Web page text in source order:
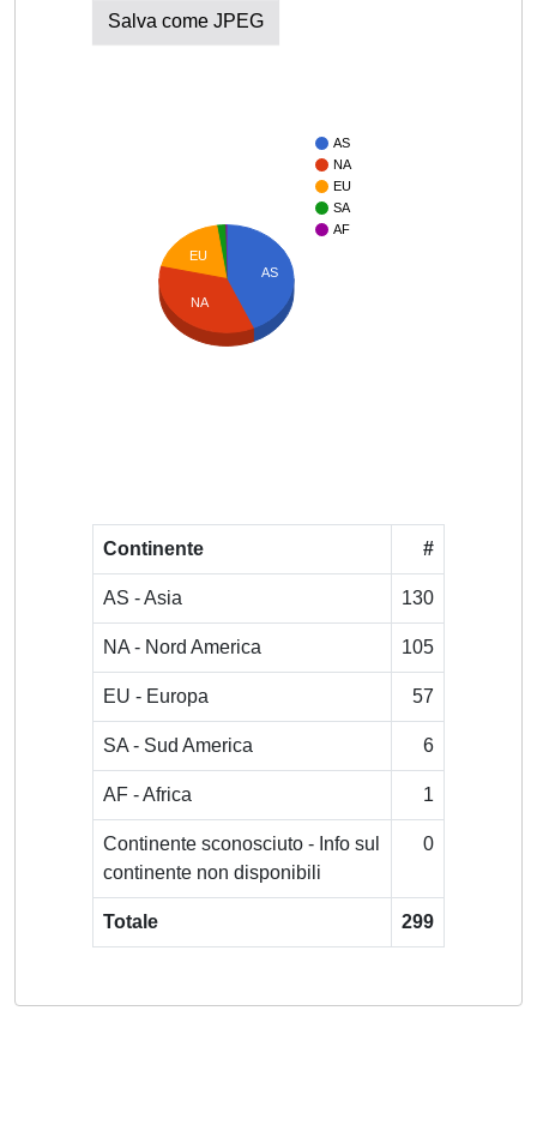
Salva come JPEG
AS
NA
EU
SA
AF
AS
EU
NA
Continente #
AS - Asia 130
NA - Nord America 105
EU - Europa 57
SA - Sud America 6
AF - Africa 1
Continente sconosciuto - Info sul
continente non disponibili
0
Totale 299